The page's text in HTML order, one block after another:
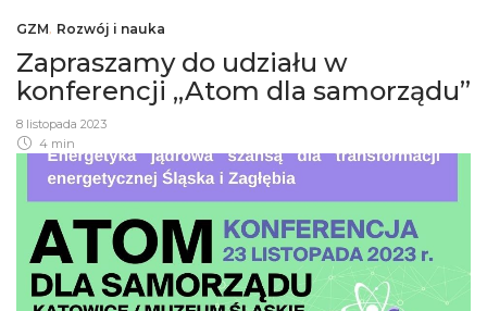
GZM, Rozwój i nauka
Zapraszamy do udziału w
konferencji „Atom dla samorządu”
8 listopada 2023
4 min